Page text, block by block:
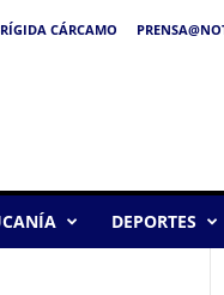
CÁRCAMO
DEPORTES